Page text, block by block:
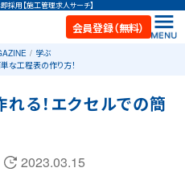
採用【施工管理求人サーチ】
会員登録（無料）
学ぶ
な工程表の作り方！
る！エクセルでの簡
2023.03.15